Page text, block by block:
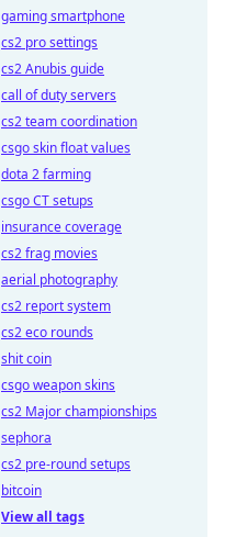
gaming smartphone
cs2 pro settings
cs2 Anubis guide
call of duty servers
cs2 team coordination
csgo skin float values
dota 2 farming
csgo CT setups
insurance coverage
cs2 frag movies
aerial photography
cs2 report system
cs2 eco rounds
shit coin
csgo weapon skins
cs2 Major championships
sephora
cs2 pre-round setups
bitcoin
View all tags